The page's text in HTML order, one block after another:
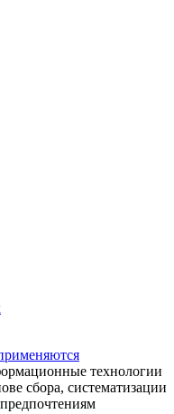
технологии
сбора, систематизации